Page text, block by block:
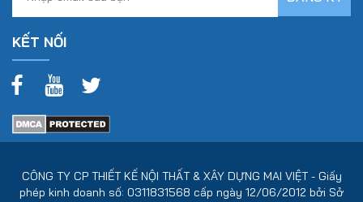
KẾT NỐI
CÔNG TY CP THIẾT KẾ NỘI THẤT & XÂY DỰNG MAI VIỆT - Giấy
phép kinh doanh số: 0311831568 cấp ngày 12/06/2012 bởi Sở